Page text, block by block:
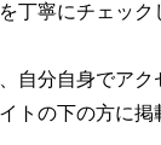
丁寧にチェック
自分自身でア
トの下の方に